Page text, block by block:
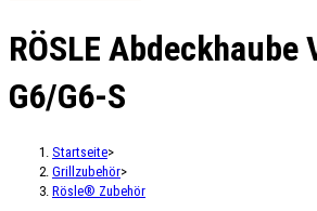
RÖSLE
G6/G6-S
Startseite>
Grillzubehör>
Rösle® Zubehör